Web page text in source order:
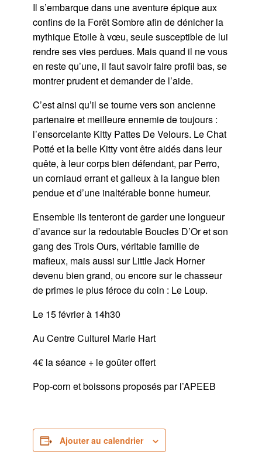
Il s’embarque dans une aventure épique aux
confins de la Forêt Sombre afin de dénicher la
mythique Etoile à vœu, seule susceptible de lui
rendre ses vies perdues. Mais quand il ne vous
en reste qu’une, il faut savoir faire profil bas, se
montrer prudent et demander de l’aide.
C’est ainsi qu’il se tourne vers son ancienne
partenaire et meilleure ennemie de toujours :
l’ensorcelante Kitty Pattes De Velours. Le Chat
Potté et la belle Kitty vont être aidés dans leur
quête, à leur corps bien défendant, par Perro,
un corniaud errant et galleux à la langue bien
pendue et d’une inaltérable bonne humeur.
Ensemble ils tenteront de garder une longueur
d’avance sur la redoutable Boucles D’Or et son
gang des Trois Ours, véritable famille de
mafieux, mais aussi sur Little Jack Horner
devenu bien grand, ou encore sur le chasseur
de primes le plus féroce du coin : Le Loup.
Le 15 février à 14h30
Au Centre Culturel Marie Hart
4€ la séance + le goûter offert
Pop-corn et boissons proposés par l’APEEB
Ajouter au calendrier